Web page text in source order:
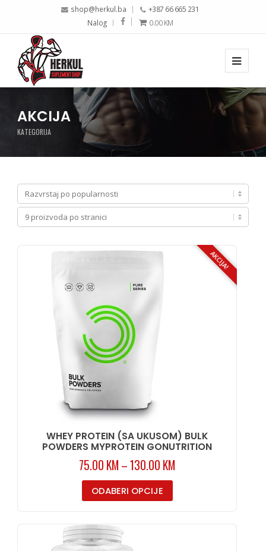
shop@herkul.ba
+387 66 665 231
Nalog
0.00KM
AKCIJA
KATEGORIJA
AKCIJA!
WHEY PROTEIN (SA UKUSOM) BULK
POWDERS MYPROTEIN GONUTRITION
75.00 KM –130.00 KM
ODABERI OPCIJE